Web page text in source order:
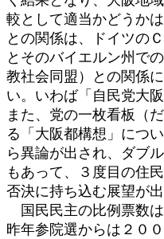
較として適当かどうか
との関係は、ドイツの
とそのバイエルン州で
教社会同盟）との関係
い。いわば「自民党大
また、党の一枚看板（
る「大阪都構想」につ
ら異論が出され、ダブ
もあって、３度目の住
否決に持ち込む展望が出
国民民主の比例票数は
昨年参院選からは２０